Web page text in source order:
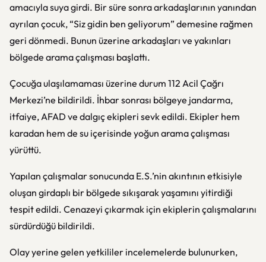
amacıyla suya girdi. Bir süre sonra arkadaşlarının yanından
ayrılan çocuk, “Siz gidin ben geliyorum” demesine rağmen
geri dönmedi. Bunun üzerine arkadaşları ve yakınları
bölgede arama çalışması başlattı.
Çocuğa ulaşılamaması üzerine durum 112 Acil Çağrı
Merkezi’ne bildirildi. İhbar sonrası bölgeye jandarma,
itfaiye, AFAD ve dalgıç ekipleri sevk edildi. Ekipler hem
karadan hem de su içerisinde yoğun arama çalışması
yürüttü.
Yapılan çalışmalar sonucunda E.S.’nin akıntının etkisiyle
oluşan girdaplı bir bölgede sıkışarak yaşamını yitirdiği
tespit edildi. Cenazeyi çıkarmak için ekiplerin çalışmalarını
sürdürdüğü bildirildi.
Olay yerine gelen yetkililer incelemelerde bulunurken,